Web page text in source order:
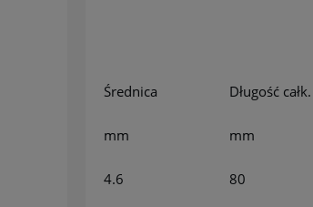
Średnica Długość całk.
mm mm
4.6 80